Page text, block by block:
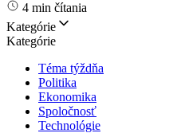
4 min čítania
Kategórie
Kategórie
Téma týždňa
Politika
Ekonomika
Spoločnosť
Technológie